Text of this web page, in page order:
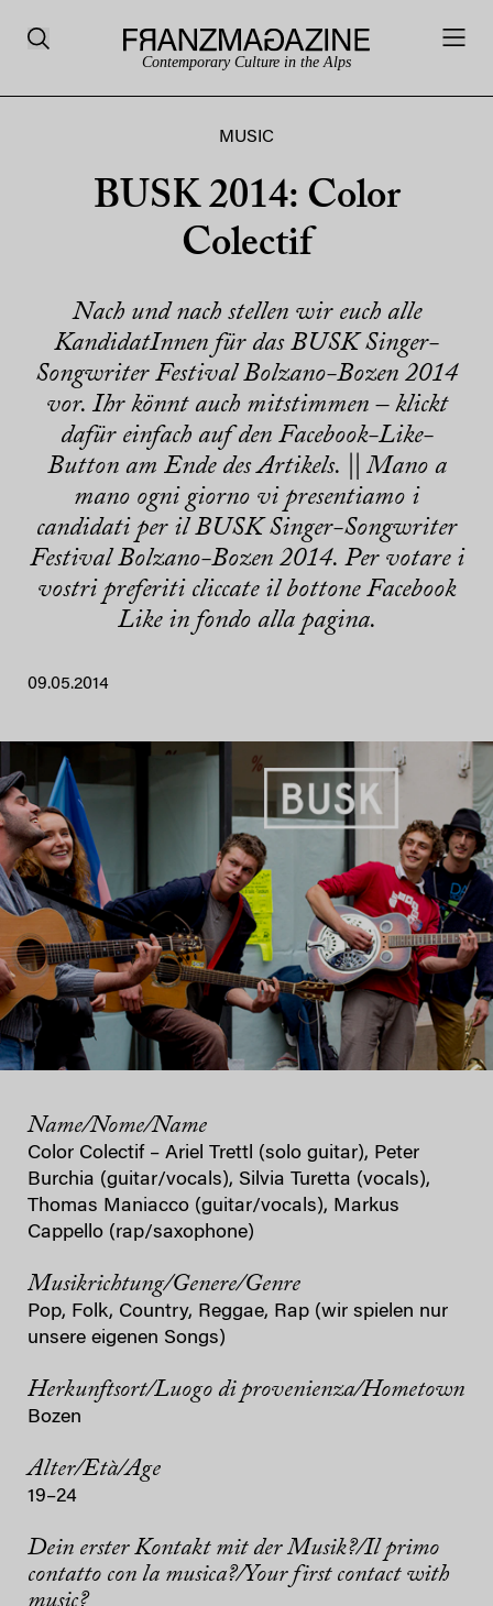
Contemporary Culture in the Alps
MUSIC
BUSK 2014: Color
Colectif
Nach und nach stellen wir euch alle
KandidatInnen für das BUSK Singer-
Songwriter Festival Bolzano-Bozen 2014
vor. Ihr könnt auch mitstimmen – klickt
dafür einfach auf den Facebook-Like-
Button am Ende des Artikels. || Mano a
mano ogni giorno vi presentiamo i
candidati per il BUSK Singer-Songwriter
Festival Bolzano-Bozen 2014. Per votare i
vostri preferiti cliccate il bottone Facebook
Like in fondo alla pagina.
09.05.2014
Name/Nome/Name
Color Colectif – Ariel Trettl (solo guitar), Peter
Burchia (guitar/vocals), Silvia Turetta (vocals),
Thomas Maniacco (guitar/vocals), Markus
Cappello (rap/saxophone)
Musikrichtung/Genere/Genre
Pop, Folk, Country, Reggae, Rap (wir spielen nur
unsere eigenen Songs)
Herkunftsort/Luogo di provenienza/Hometown
Bozen
Alter/Età/Age
19–24
Dein erster Kontakt mit der Musik?/Il primo
contatto con la musica?/Your first contact with